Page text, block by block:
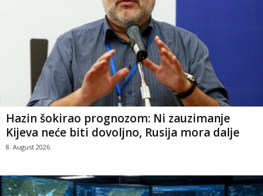
Hazin šokirao prognozom: Ni zauzimanje
Kijeva neće biti dovoljno, Rusija mora dalje
8. August 2026.